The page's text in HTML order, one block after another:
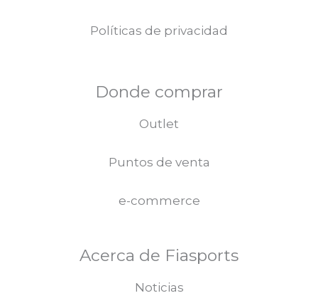
Políticas de privacidad
Donde comprar
Outlet
Puntos de venta
e-commerce
Acerca de Fiasports
Noticias